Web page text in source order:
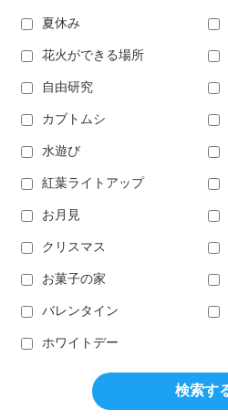
夏休み
花火ができる場所
自由研究
カブトムシ
水遊び
紅葉ライトアップ
お月見
クリスマス
お菓子の家
バレンタイン
ホワイトデー